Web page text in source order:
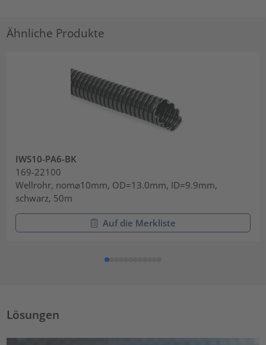
Ähnliche Produkte
IWS10-PA6-BK
169-22100
Wellrohr, nom⌀10mm, OD=13.0mm, ID=9.9mm,
schwarz, 50m
Auf die Merkliste
Lösungen